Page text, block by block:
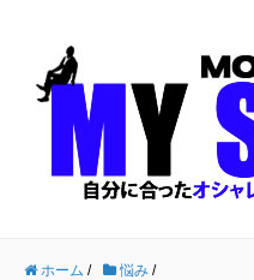
ホーム / 悩み /